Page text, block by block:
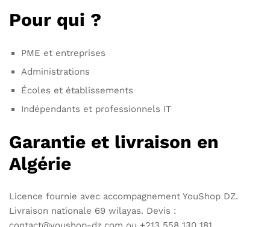
Pour qui ?
PME et entreprises
Administrations
Écoles et établissements
Indépendants et professionnels IT
Garantie et livraison en
Algérie
Licence fournie avec accompagnement YouShop DZ.
Livraison nationale 69 wilayas. Devis :